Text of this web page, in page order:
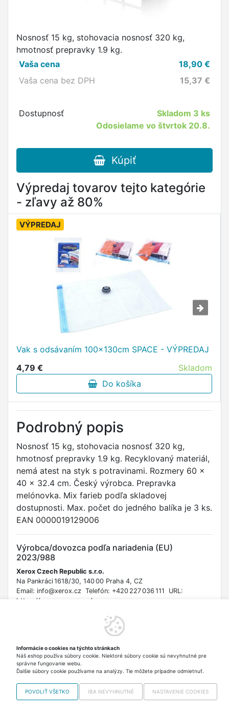
Nosnosť 15 kg, stohovacia nosnosť 320 kg,
hmotnosť prepravky 1.9 kg.
Vaša cena
18,90 €
Vaša cena bez DPH
15,37 €
Dostupnosť Skladom 3 ks
Odosielame vo štvrtok 20.8.
Kúpiť
Výpredaj tovarov tejto kategórie
- zľavy až 80%
VÝPREDAJ
Vak s odsávaním 100x130cm SPACE - VÝPREDAJ
4,79 €
Skladom
Do košíka
Podrobný popis
Nosnosť 15 kg, stohovacia nosnosť 320 kg,
hmotnosť prepravky 1.9 kg. Recyklovaný materiál,
nemá atest na styk s potravinami. Rozmery 60 x
40 x 32.4 cm. Český výrobca. Prepravka
melónovka. Mix farieb podľa skladovej
dostupnosti. Max. počet do jedného balíka je 3 ks.
EAN 0000019129006
Výrobca/dovozca podľa nariadenia (EU)
2023/988
Xerox Czech Republic s.r.o.
Na Pankráci 1618/30, 140 00 Praha 4, CZ
Email: info@xerox.cz Telefón: +420 227 036 111 URL:
https://www.xerox.com/cs-cz
Bezpečnostné informácie
pádu a zraneniu. Maximálna nosnosť 15 kg. Nie je hračka.
Uchovávajte mimo dosahu detí, aby sa zabránilo vniknutiu
dovnútra alebo zraneniu.
Copyright © 2012-2026 VISO TRADE s.r.o.,
Informácie o cookies na týchto stránkach
Náš eshop používa súbory cookie. Niektoré súbory cookie sú nevyhnutné pre
správne fungovanie webu.
Ďalšie súbory cookie používame na analýzy. Tie môžete prípadne odmietnuť.
POVOLIŤ VŠETKO IBA NEVYHNUTNÉ NASTAVENIE COOKIES